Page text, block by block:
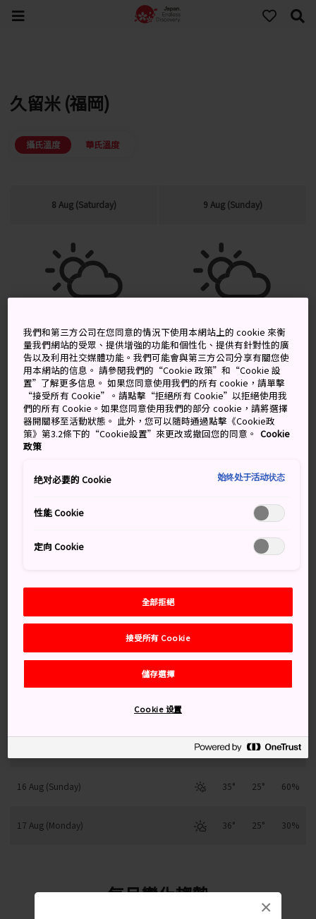
×
久留米 (福岡)
攝氏溫度 華氏溫度
8 Aug (Saturday) 9 Aug (Sunday)
高 低 降雨機率 高 低 降雨機率
35° 27° 20% 35° 27° 20%
高 低
降雨
8 Aug (Saturday) 35° 27° 20%
9 Aug (Sunday) 27° 20%
10 Aug (Monday) 26° 20%
11 Aug (Tuesday) 20%
35° 25° 40%
16 Aug (Sunday) 35° 25° 60%
17 Aug (Monday) 36° 25° 30%
每月變化趨勢
我們和第三方公司在您同意的情況下使用本網站上的 cookie 來衡
量我們網站的受眾、提供增強的功能和個性化、提供有針對性的廣
告以及利用社交媒體功能。我們可能會與第三方公司分享有關您使
用本網站的信息。 請參閱我們的“Cookie 政策”和“Cookie 設
置”了解更多信息。 如果您同意使用我們的所有 cookie，請單擊
“接受所有 Cookie”。請點擊“拒絕所有 Cookie”以拒絕使用我
們的所有 Cookie。如果您同意使用我們的部分 cookie，請將選擇
器開關移至活動狀態。 此外，您可以隨時通過點擊《Cookie政
策》第3.2條下的“Cookie設置”來更改或撤回您的同意。 Cookie
政策
绝对必要的 Cookie 始终处于活动状态
性能 Cookie
定向 Cookie
全部拒絕
接受所有 Cookie
儲存選擇
Cookie 设置